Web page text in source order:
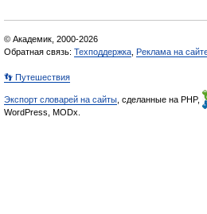
© Академик, 2000-2026
Обратная связь: Техподдержка Реклама на
👣 Путешествия
Экспорт словарей на сайты , сделанные на PHP,
WordPress, MODx.